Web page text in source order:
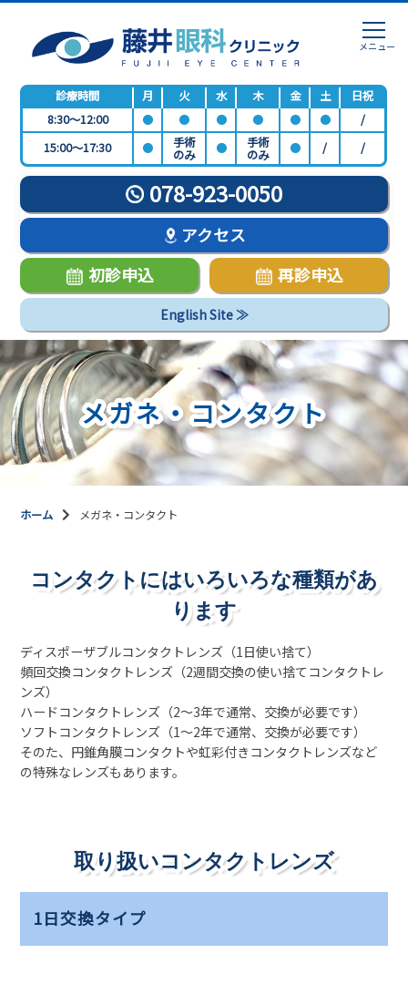
診療時間 月 火 水 木 金 土
日祝
8:30～12:00
● ● ● ● ● ●
/
15:00～17:30
● 手術
のみ ● 手術
のみ ● / /
078-923-0050
アクセス
初診申込
再診申込
English Site ≫
メガネ・コンタクト
ホーム メガネ・コンタクト
コンタクトにはいろいろな種類があ
ります
ディスポーザブルコンタクトレンズ（1日使い捨て）
頻回交換コンタクトレンズ（2週間交換の使い捨てコンタクトレ
ンズ）
ハードコンタクトレンズ（2～3年で通常、交換が必要です）
ソフトコンタクトレンズ（1～2年で通常、交換が必要です）
そのた、円錐角膜コンタクトや虹彩付きコンタクトレンズなど
の特殊なレンズもあります。
取り扱いコンタクトレンズ
1日交換タイプ